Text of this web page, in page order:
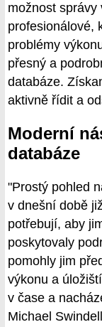
možnost
profesionálové,
problémy
přesný a
databáze.
aktivně řídit a
Moderní
databáze
"Prostý pohled
v dnešní době
potřebují, aby
poskytovaly
pomohly jim
výkonu a
v čase a
Michael